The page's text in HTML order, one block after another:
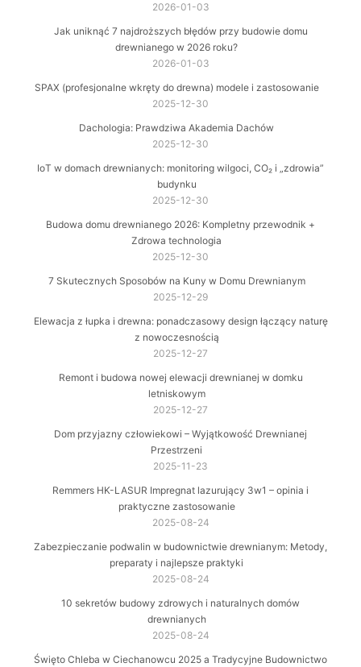
2026-01-03
Jak uniknąć 7 najdroższych błędów przy budowie domu
drewnianego w 2026 roku?
2026-01-03
SPAX (profesjonalne wkręty do drewna) modele i zastosowanie
2025-12-30
Dachologia: Prawdziwa Akademia Dachów
2025-12-30
IoT w domach drewnianych: monitoring wilgoci, CO₂ i „zdrowia”
budynku
2025-12-30
Budowa domu drewnianego 2026: Kompletny przewodnik +
Zdrowa technologia
2025-12-30
7 Skutecznych Sposobów na Kuny w Domu Drewnianym
2025-12-29
Elewacja z łupka i drewna: ponadczasowy design łączący naturę
z nowoczesnością
2025-12-27
Remont i budowa nowej elewacji drewnianej w domku
letniskowym
2025-12-27
Dom przyjazny człowiekowi – Wyjątkowość Drewnianej
Przestrzeni
2025-11-23
Remmers HK-LASUR Impregnat lazurujący 3w1 – opinia i
praktyczne zastosowanie
2025-08-24
Zabezpieczanie podwalin w budownictwie drewnianym: Metody,
preparaty i najlepsze praktyki
2025-08-24
10 sekretów budowy zdrowych i naturalnych domów
drewnianych
2025-08-24
Święto Chleba w Ciechanowcu 2025 a Tradycyjne Budownictwo